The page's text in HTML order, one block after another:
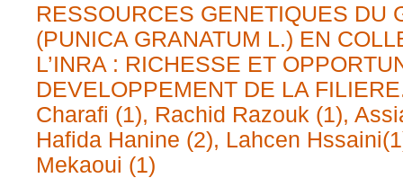
RESSOURCES GENETIQUES DU
(PUNICA GRANATUM L.) EN
L’INRA : RICHESSE ET
DEVELOPPEMENT DE LA
Charafi (1), Rachid Razouk (1),
Hafida Hanine (2), Lahcen
Mekaoui (1)